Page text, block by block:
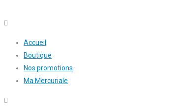
Accueil
Boutique
Nos promotions
Ma Mercuriale